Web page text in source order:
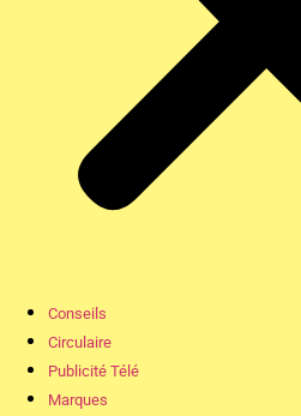
Conseils
Circulaire
Publicité Télé
Marques